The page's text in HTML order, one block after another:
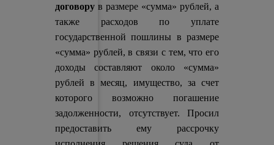
договору в размере «сумма» рублей, а
также расходов по уплате
государственной пошлины в размере
«сумма» рублей, в связи с тем, что его
доходы составляют около «сумма»
рублей в месяц, имущество, за счет
которого возможно погашение
задолженности, отсутствует. Просил
предоставить ему рассрочку